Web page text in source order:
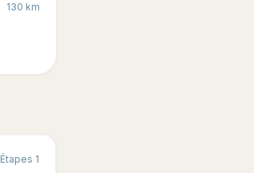
130 km
Étapes 1